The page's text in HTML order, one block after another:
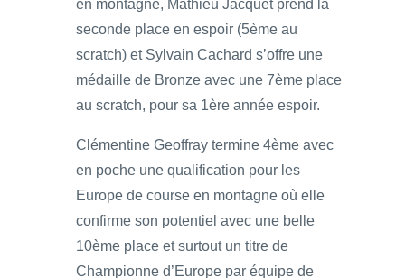
en montagne, Mathieu Jacquet prend la
seconde place en espoir (5ème au
scratch) et Sylvain Cachard s’offre une
médaille de Bronze avec une 7ème place
au scratch, pour sa 1ère année espoir.
Clémentine Geoffray termine 4ème avec
en poche une qualification pour les
Europe de course en montagne où elle
confirme son potentiel avec une belle
10ème place et surtout un titre de
Championne d’Europe par équipe de